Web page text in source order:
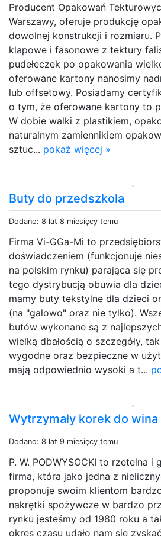
Producent Opakowań
Warszawy, oferuje produkcję
dowolnej konstrukcji i rozmiaru.
klapowe i fasonowe z tektury
pudełeczek po opakowania
oferowane kartony nanosimy
lub offsetowy. Posiadamy
o tym, że oferowane kartony to
W dobie walki z plastikiem,
naturalnym zamiennikiem
sztuc... pokaż więcej »
Buty do przedszkola
Dodano: 8 lat 8 miesięcy temu
Firma Vi-GGa-Mi to
doświadczeniem (funkcjonuje
na polskim rynku) parająca się
tego dystrybucją obuwia dla
mamy buty tekstylne dla dzieci
(na "galowo" oraz nie tylko).
butów wykonane są z
wielką dbałością o szczegóły,
wygodne oraz bezpieczne w
mają odpowiednio wysoki a t...
Wytrzymały korek do wina
Dodano: 8 lat 9 miesięcy temu
P. W. PODWYSOCKI to rzetelna i
firma, która jako jedna z
proponuje swoim klientom
nakrętki spożywcze w bardzo
rynku jesteśmy od 1980 roku a
okres czasu udało nam się